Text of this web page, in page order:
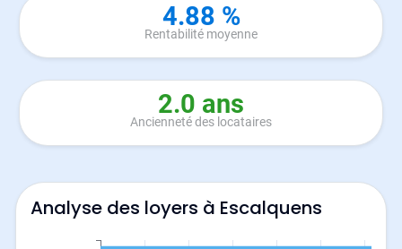
4.88 %
Rentabilité moyenne
2.0 ans
Ancienneté des locataires
Analyse des loyers à Escalquens